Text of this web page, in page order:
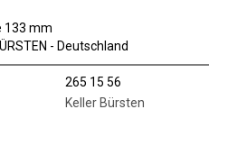
133 mm
- Deutschland
265 15 56
Keller Bürsten